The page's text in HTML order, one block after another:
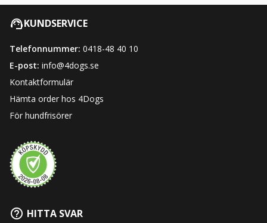
KUNDSERVICE
Telefonnummer: 0418-48 40 10
E-post: info@4dogs.se
Kontaktformulär
Hämta order hos 4Dogs
För hundfrisörer
HITTA SVAR